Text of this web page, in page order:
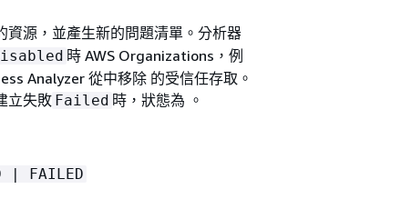
資源，並產生新的問題清單。分析器
時 AWS Organizations，例
Analyzer 從中移除 的受信任存取。
立失敗 Failed 時，狀態為 。
| FAILED